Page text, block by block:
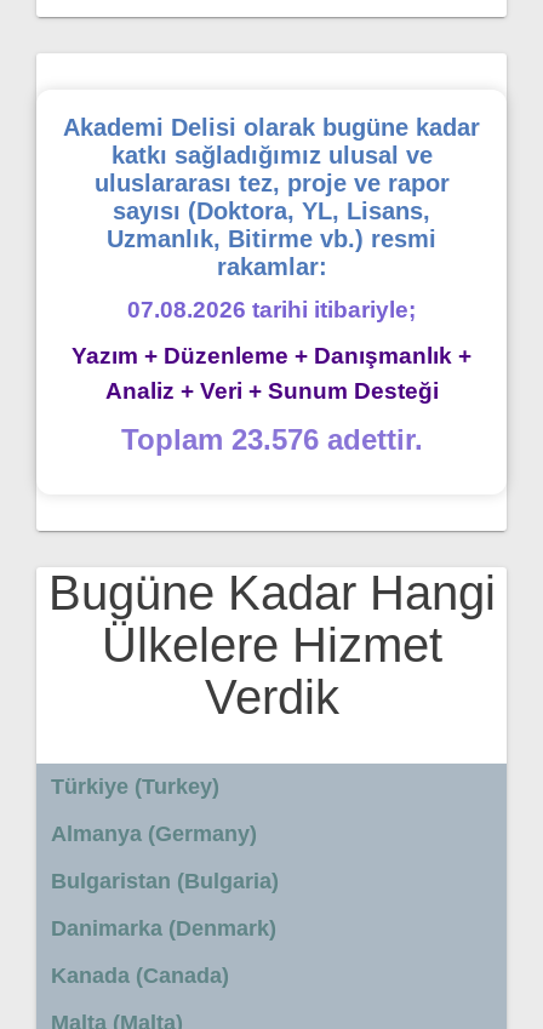
Akademi Delisi olarak bugüne kadar
katkı sağladığımız ulusal ve
uluslararası tez, proje ve rapor
sayısı (Doktora, YL, Lisans,
Uzmanlık, Bitirme vb.) resmi
rakamlar:
07.08.2026 tarihi itibariyle;
Yazım + Düzenleme + Danışmanlık +
Analiz + Veri + Sunum Desteği
Toplam 23.576 adettir.
Bugüne Kadar Hangi
Ülkelere Hizmet
Verdik
Türkiye (Turkey)
Almanya (Germany)
Bulgaristan (Bulgaria)
Danimarka (Denmark)
Kanada (Canada)
Malta (Malta)